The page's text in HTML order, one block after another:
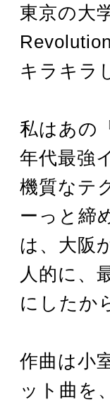
東京の大
キラキラ
私はあの
年代最強
機質なテ
ーっと締
は、大阪
人的に、
にしたか
作曲は小
ット曲を